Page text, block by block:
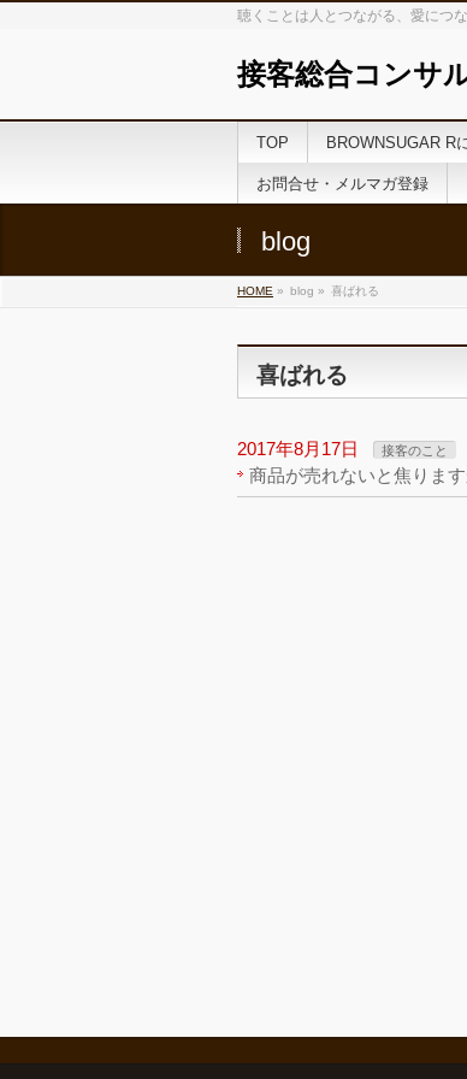
聴くことは人とつながる、愛につ
接客総合コンサ
TOP BROWNSUGAR R
お問合せ・メルマガ登録
blog
HOME » blog » 喜ばれる
喜ばれる
2017年8月17日 接客のこと
商品が売れないと焦ります